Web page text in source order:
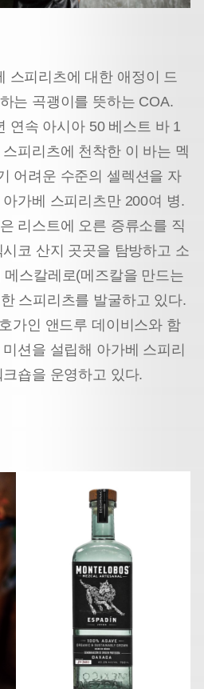
스피리츠에 대한 애정이 드
는 곡괭이를 뜻하는 COA.
연속 아시아 50 베스트 바 1
피리츠에 천착한 이 바는 멕
어려운 수준의 셀렉션을 자
가베 스피리츠만 200여 병.
리스트에 오른 증류소를 직
코 산지 곳곳을 탐방하고 소
스칼레로(메즈칼을 만드는
스피리츠를 발굴하고 있다.
가인 앤드루 데이비스와 함
션을 설립해 아가베 스피리
숍을 운영하고 있다.